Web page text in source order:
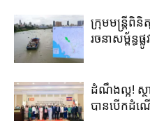
ក្រុមមន្រ្តីពិនិ
រចនាសម្ព័ន្ធផ្
ដំណឹងល្អ! ស្
បាន​បើក​ដំណើ